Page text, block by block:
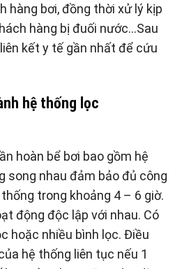
hàng bơi, đồng thời xử lý kịp
hàng bị đuối nước…Sau
kết y tế gần nhất để cứu
hệ thống lọc
hoàn bể bơi bao gồm hệ
song nhau đảm bảo đủ công
trong khoảng 4 – 6 giờ.
động độc lập với nhau. Có
hoặc nhiều bình lọc. Điều
hệ thống liên tục nếu 1